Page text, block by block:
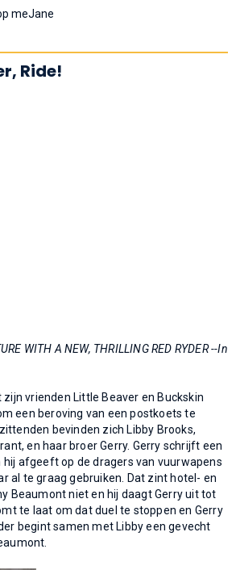
meJane
Ride!
WITH A NEW, THRILLING RED RYDER --In
zijn vrienden Little Beaver en Buckskin
een beroving van een postkoets te
bevinden zich Libby Brooks,
en haar broer Gerry. Gerry schrijft een
afgeeft op de dragers van vuurwapens
al te graag gebruiken. Dat zint hotel- en
Beaumont niet en hij daagt Gerry uit tot
te laat om dat duel te stoppen en Gerry
begint samen met Libby een gevecht